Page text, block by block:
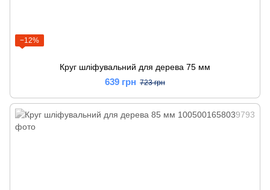
−12%
Круг шліфувальний для дерева 75 мм
639 грн 723 грн